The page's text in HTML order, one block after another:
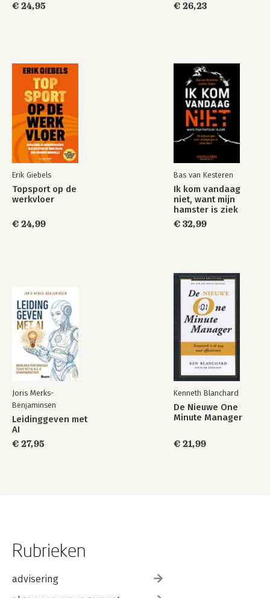
€ 24,95
€ 26,23
Erik Giebels
Topsport op de
werkvloer
€ 24,99
Bas van Kesteren
Ik kom vandaag
niet, want mijn
hamster is ziek
€ 32,99
Joris Merks-
Benjaminsen
Leidinggeven met
AI
€ 27,95
Kenneth Blanchard
De Nieuwe One
Minute Manager
€ 21,99
Rubrieken
advisering